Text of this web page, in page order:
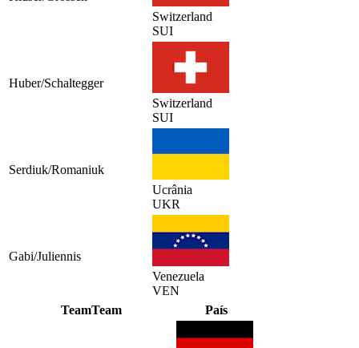
Switzerland
SUI
Huber/Schaltegger
Switzerland
SUI
Serdiuk/Romaniuk
Ucrânia
UKR
Gabi/Juliennis
Venezuela
VEN
TeamTeam País